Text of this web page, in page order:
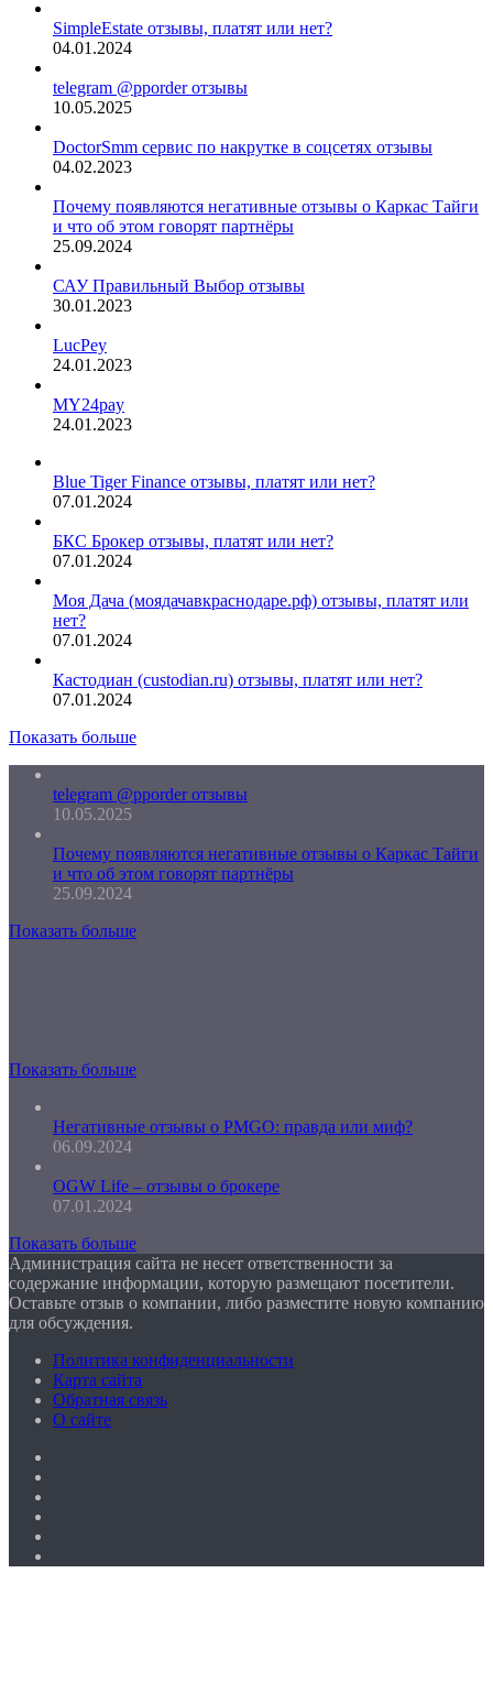
SimpleEstate отзывы, платят или нет?
04.01.2024
telegram @pporder отзывы
10.05.2025
DoctorSmm сервис по накрутке в соцсетях отзывы
04.02.2023
Почему появляются негативные отзывы о Каркас Тайги
и что об этом говорят партнёры
25.09.2024
САУ Правильный Выбор отзывы
30.01.2023
LucPey
24.01.2023
MY24pay
24.01.2023
Blue Tiger Finance отзывы, платят или нет?
07.01.2024
БКС Брокер отзывы, платят или нет?
07.01.2024
Моя Дача (моядачавкраснодаре.рф) отзывы, платят или
нет?
07.01.2024
Кастодиан (custodian.ru) отзывы, платят или нет?
07.01.2024
Показать больше
telegram @pporder отзывы
10.05.2025
Почему появляются негативные отзывы о Каркас Тайги
и что об этом говорят партнёры
25.09.2024
Показать больше
Показать больше
Негативные отзывы о PMGO: правда или миф?
06.09.2024
OGW Life – отзывы о брокере
07.01.2024
Показать больше
Администрация сайта не несет ответственности за
содержание информации, которую размещают посетители.
Оставьте отзыв о компании, либо разместите новую компанию
для обсуждения.
Политика конфиденциальности
Карта сайта
Обратная связь
О сайте